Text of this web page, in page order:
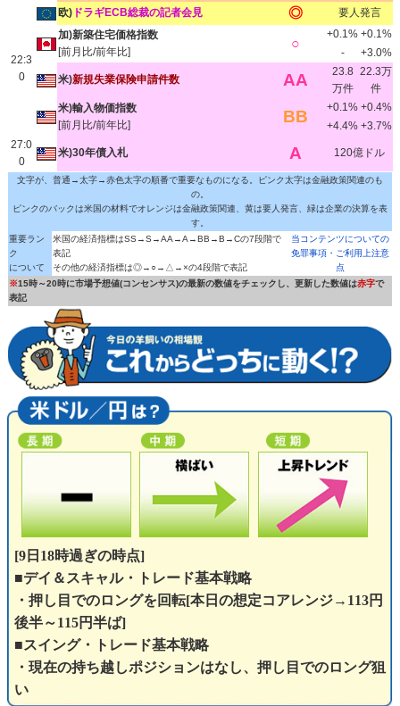
22:3
0
欧) ドラギECB総裁の記者会見 ◎
要人発言
加)新築住宅価格指数
[前月比/前年比]
○
+0.1% +0.1%
-
+3.0%
米)新規失業保険申請件数 AA
23.8
万件
22.3万
件
米)輸入物価指数
[前月比/前年比]
BB +0.1% +0.4%
+4.4% +3.7%
27:0
0
米)30年債入札 A 120億ドル
文字が、普通→太字→赤色太字の順番で重要なものになる。ピンク太字は金融政策関連のも
の。
ピンクのバックは米国の材料でオレンジは金融政策関連、黄は要人発言、緑は企業の決算を表
す。
重要ラン
ク
について
米国の経済指標はSS→S→AA→A→BB→B→Cの7段階で
表記
その他の経済指標は◎→○→△→×の4段階で表記
当コンテンツについての
免罪事項・ご利用上注意
点
※15時～20時に市場予想値(コンセンサス)の最新の数値をチェックし、更新した数値は赤字で
表記
[9日18時過ぎの時点]
■デイ＆スキャル・トレード基本戦略
・押し目でのロングを回転[本日の想定コアレンジ→113円
後半～115円半ば]
■スイング・トレード基本戦略
・現在の持ち越しポジションはなし、押し目でのロング狙
い